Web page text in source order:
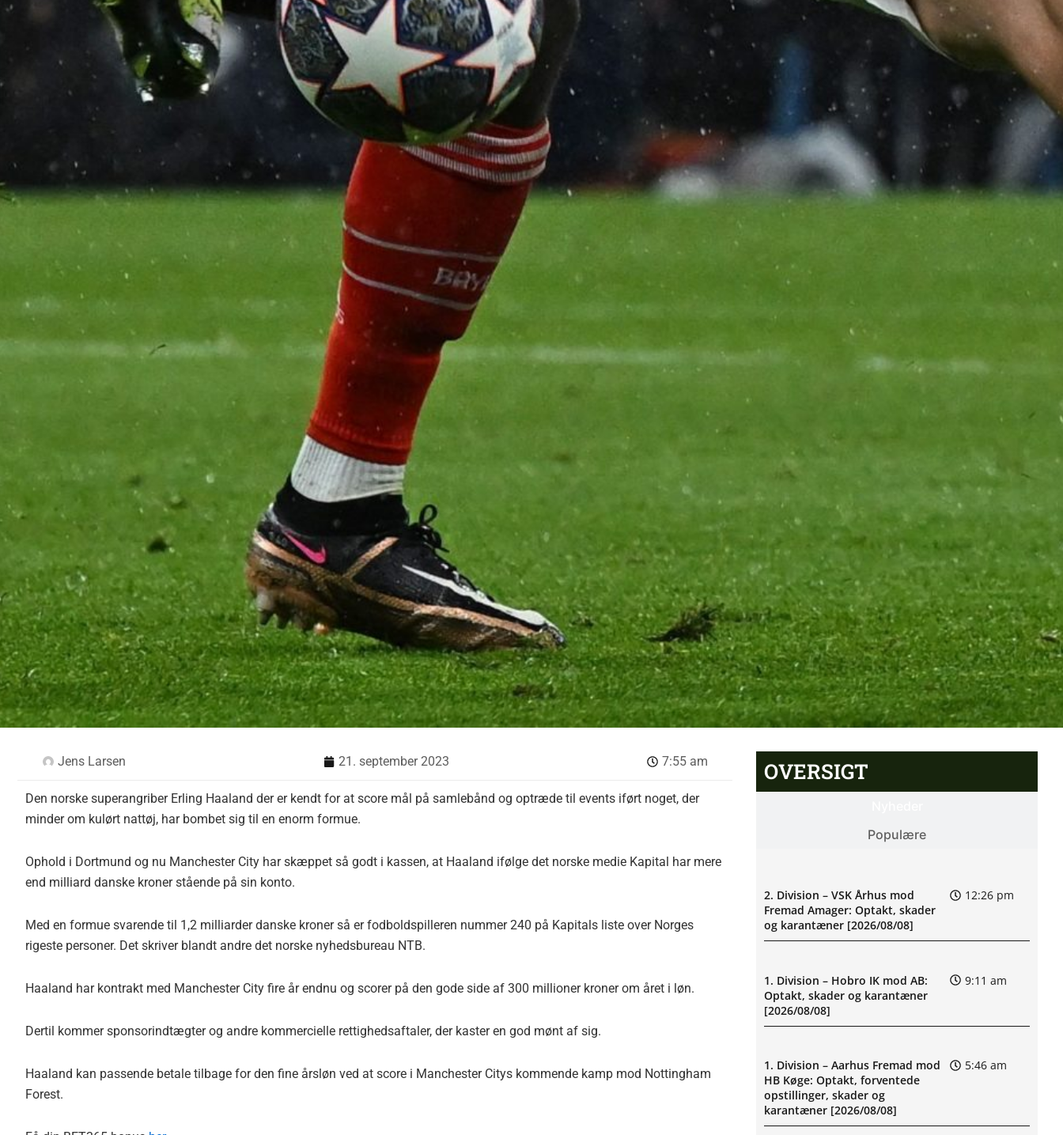
Jens Larsen 21. september 2023 7:55 am
Den norske superangriber Erling Haaland der er kendt for at score mål på samlebånd og optræde til events iført noget, der
minder om kulørt nattøj, har bombet sig til en enorm formue.
Ophold i Dortmund og nu Manchester City har skæppet så godt i kassen, at Haaland ifølge det norske medie Kapital har mere
end milliard danske kroner stående på sin konto.
Med en formue svarende til 1,2 milliarder danske kroner så er fodboldspilleren nummer 240 på Kapitals liste over Norges
rigeste personer. Det skriver blandt andre det norske nyhedsbureau NTB.
Haaland har kontrakt med Manchester City fire år endnu og scorer på den gode side af 300 millioner kroner om året i løn.
Dertil kommer sponsorindtægter og andre kommercielle rettighedsaftaler, der kaster en god mønt af sig.
Haaland kan passende betale tilbage for den fine årsløn ved at score i Manchester Citys kommende kamp mod Nottingham
Forest.
OVERSIGT
Populære
2. Division – VSK Århus mod
Fremad Amager: Optakt, skader
og karantæner [2026/08/08]
12:26 pm
1. Division – Hobro IK mod AB:
Optakt, skader og karantæner
[2026/08/08]
9:11 am
1. Division – Aarhus Fremad mod
HB Køge: Optakt, forventede
opstillinger, skader og
karantæner [2026/08/08]
5:46 am